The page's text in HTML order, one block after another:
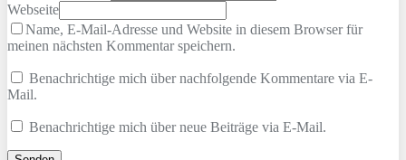
Webseite
Name, E-Mail-Adresse und Website in diesem Browser für
meinen nächsten Kommentar speichern.
Benachrichtige mich über nachfolgende Kommentare via E-
Mail.
Benachrichtige mich über neue Beiträge via E-Mail.